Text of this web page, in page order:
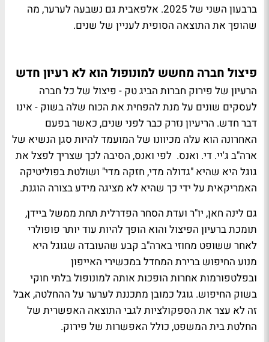
ברבעון השני של 2025. אלפאבית גם נשבעה לערער, מה
שהופך את התוצאה הסופית לעניין של שנים.
פיצול חברה מחשש למונופול הוא לא רעיון חדש
הרעיון של פירוק חברות הביג טק - פיצול של כל חברה
לעסקים שונים על מנת להפחית את הכוח שלה בשוק - אינו
דבר חדש. הריעיון נזרק כבר לפני שנים, כאשר בפעם
האחרונה הוא עלה מכיוונו של המועמד להיות סגן הנשיא של
ארה"ב ג'יי. די. ואנס. לפי ואנס, הסיבה לכך שצריך לפצל את
גוגל היא שהיא "גדולה מדי, חזקה מדי" ושולטת בפוליטיקה
האמריקאית על ידי כך שהיא לא מציגה מידע בצורה הוגנת.
גם לינה חאן, יו"ר ועדת הסחר הפדרלית תחת ממשל ביידן,
תומכת ברעיון הפיצול והוא הופך להיות עוד יותר פופולרי
לאחר ששופט מחוזי בארה"ב קבע שהעובדה שגוגל היא
מנוע החיפוש ברירת המחדל במכשירי האייפון
ובפלטפורמות אחרות הופכות אותה למונופול בלתי חוקי
בשוק החיפוש. גוגל כמובן מתכננת לערער על ההחלטה, אבל
זה לא עצר את הספקולציות לגבי התוצאה האפשרית של
החלטת בית המשפט, כולל האפשרות של פירוק.